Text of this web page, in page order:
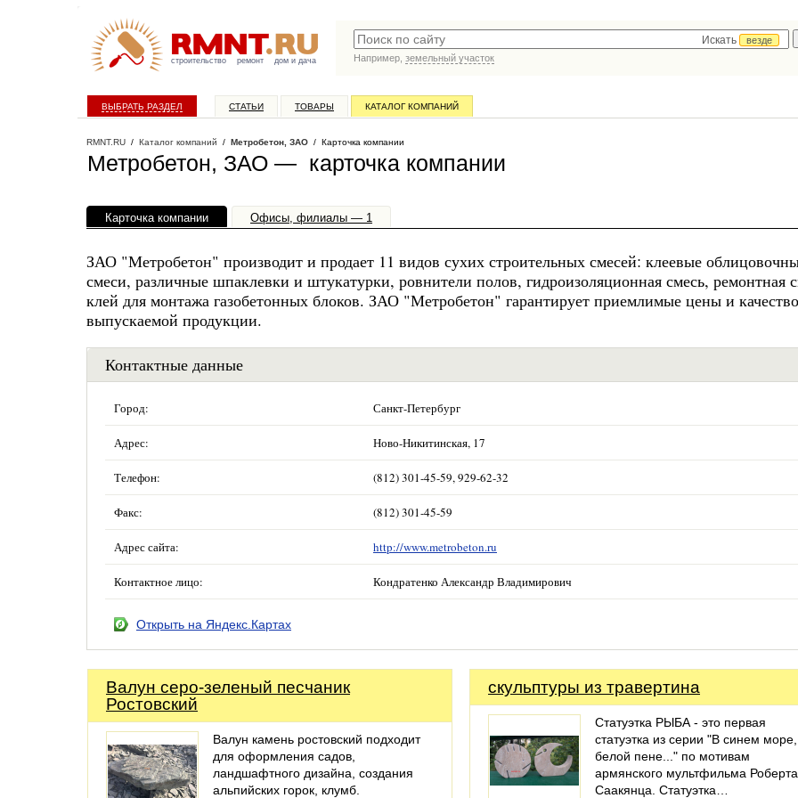
строительство ремонт дом и дача
Искать
везде
Например, земельный участок
ВЫБРАТЬ РАЗДЕЛ СТАТЬИ ТОВАРЫ КАТАЛОГ КОМПАНИЙ
RMNT.RU / Каталог компаний / Метробетон, ЗАО / Карточка компании
Метробетон, ЗАО — карточка компании
Карточка компании Офисы, филиалы — 1
ЗАО "Метробетон" производит и продает 11 видов сухих строительных смесей: клеевые
смеси, различные шпаклевки и штукатурки, ровнители полов, гидроизоляционная смесь, ремонтная
клей для монтажа газобетонных блоков. ЗАО "Метробетон" гарантирует приемлимые цены и качество
выпускаемой продукции.
Контактные данные
Город: Санкт-Петербург
Адрес: Ново-Никитинская, 17
Телефон: (812) 301-45-59, 929-62-32
Факс: (812) 301-45-59
Адрес сайта: http://www.metrobeton.ru
Контактное лицо: Кондратенко Александр Владимирович
Открыть на Яндекс.Картах
Валун серо-зеленый песчаник
Ростовский
Валун камень ростовский подходит
для оформления садов,
ландшафтного дизайна, создания
альпийских горок, клумб.
скульптуры из травертина
Статуэтка РЫБА - это первая
статуэтка из серии "В синем
белой пене..." по мотивам
армянского мультфильма Роберта
Саакянца. Статуэтка…